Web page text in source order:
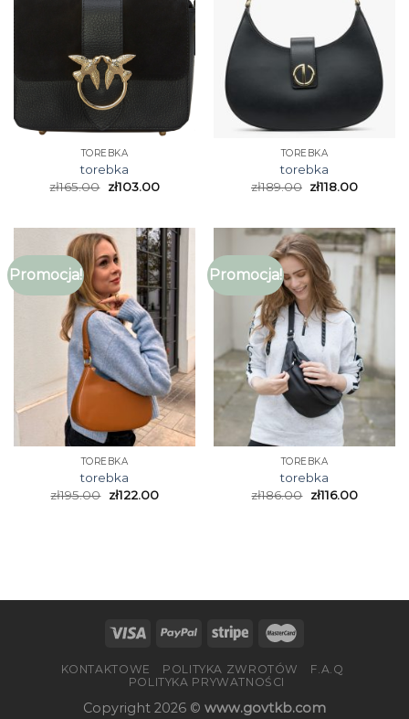
TOREBKA
torebka
zł165.00 zł103.00
TOREBKA
torebka
zł189.00 zł118.00
Promocja!
TOREBKA
torebka
zł195.00 zł122.00
Promocja!
TOREBKA
torebka
zł186.00 zł116.00
KONTAKTOWE POLITYKA ZWROTÓW
F.A.Q
POLITYKA PRYWATNOŚCI
Copyright 2026 © www.govtkb.com